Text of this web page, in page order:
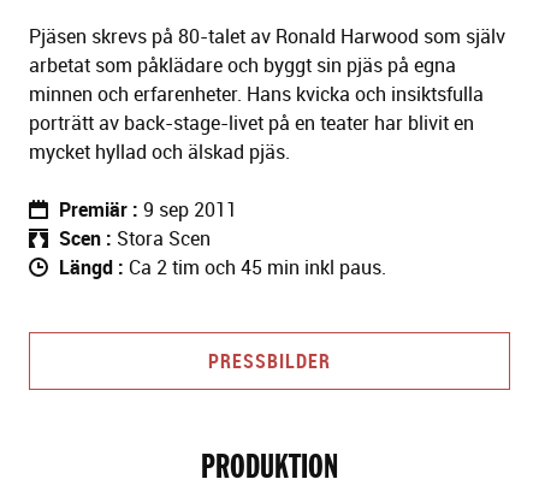
Pjäsen skrevs på 80-talet av Ronald Harwood som själv
arbetat som påklädare och byggt sin pjäs på egna
minnen och erfarenheter. Hans kvicka och insiktsfulla
porträtt av back-stage-livet på en teater har blivit en
mycket hyllad och älskad pjäs.
Premiär 9 sep 2011
Scen
Stora Scen
Längd
Ca 2 tim och 45 min inkl paus.
PRESSBILDER
PRODUKTION